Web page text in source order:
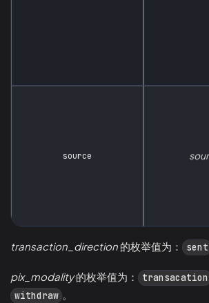
source
transaction_direction 的枚举值为： sent
pix_modality的枚举值为： transacation
withdraw 。